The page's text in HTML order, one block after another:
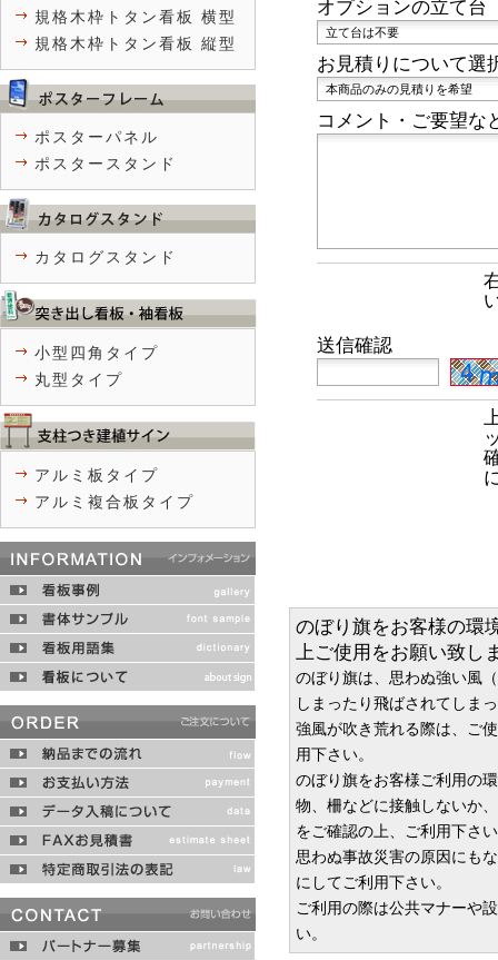
オプションの立て台
お見積りについて選
コメント・ご要望な
送信確認
のぼり旗をお客様の環
上ご使用をお願い致し
のぼり旗は、思わぬ強い風
しまったり飛ばされてしま
強風が吹き荒れる際は、ご
用下さい。
のぼり旗をお客様ご利用の
物、柵などに接触しないか
をご確認の上、ご利用下さ
思わぬ事故災害の原因にも
にしてご利用下さい。
ご利用の際は公共マナーや
い。
規格木枠トタン看板 横型
規格木枠トタン看板 縦型
ポスターパネル
ポスタースタンド
カタログスタンド
小型四角タイプ
丸型タイプ
アルミ板タイプ
アルミ複合板タイプ